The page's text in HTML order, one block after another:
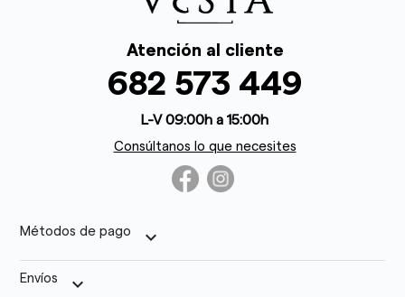
Atención al cliente
682 573 449
L-V 09:00h a 15:00h
Consúltanos lo que necesites
Métodos de pago keyboard_arrow_down
Envíos keyboard_arrow_down